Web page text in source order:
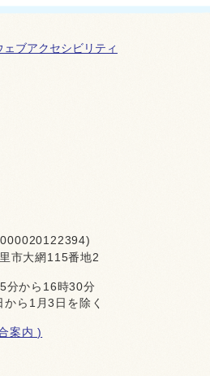
ェブアクセシビリティ
市大網115番地2
分から16時30分
ら1月3日を除く
案内 )